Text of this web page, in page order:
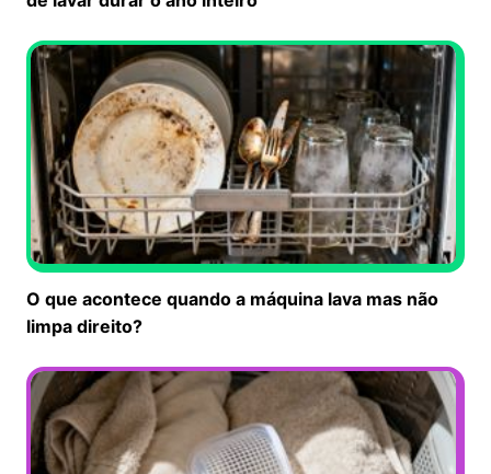
O que acontece quando a máquina lava mas não
limpa direito?